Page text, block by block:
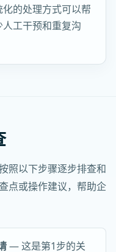
的处理方式可以帮
工干预和重复沟
照以下步骤逐步排查和
点或操作建议，帮助企
— 这是第1步的关